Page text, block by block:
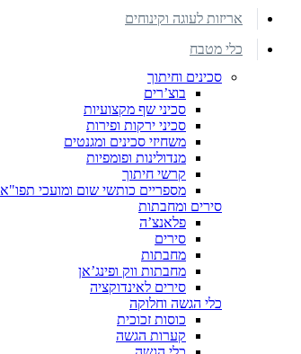
אריזות לעוגה וקינוחים
כלי מטבח
סכינים וחיתוך
בוצ’רים
סכיני שף מקצועיות
סכיני ירקות ופירות
משחיזי סכינים ומגנטים
מנדולינות ופומפיות
קרשי חיתוך
מספריים כותשי שום ומועכי תפו"א
סירים ומחבתות
פלאנצ’ה
סירים
מחבתות
מחבתות ווק ופינג’אן
סירים לאינדוקציה
כלי הגשה וחלוקה
כוסות זכוכית
קערות הגשה